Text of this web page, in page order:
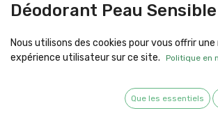
Déodorant Peau Sensible
13,80€
Nous utilisons des cookies pour vous offrir une
expérience utilisateur sur ce site.
Politique en
Que les essentiels